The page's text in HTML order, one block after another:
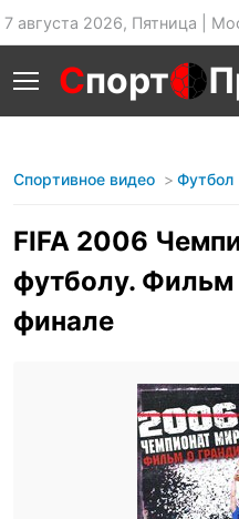
7 августа 2026, Пятница |
Спорт
Спортивное видео Футбол
FIFA 2006
футболу. Фильм
финале